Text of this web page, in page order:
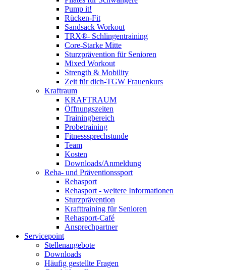
Pump it!
Rücken-Fit
Sandsack Workout
TRX®- Schlingentraining
Core-Starke Mitte
Sturzprävention für Senioren
Mixed Workout
Strength & Mobility
Zeit für dich-TGW Frauenkurs
Kraftraum
KRAFTRAUM
Öffnungszeiten
Trainingbereich
Probetraining
Fitnesssprechstunde
Team
Kosten
Downloads/Anmeldung
Reha- und Präventionssport
Rehasport
Rehasport - weitere Informationen
Sturzprävention
Krafttraining für Senioren
Rehasport-Café
Ansprechpartner
Servicepoint
Stellenangebote
Downloads
Häufig gestellte Fragen